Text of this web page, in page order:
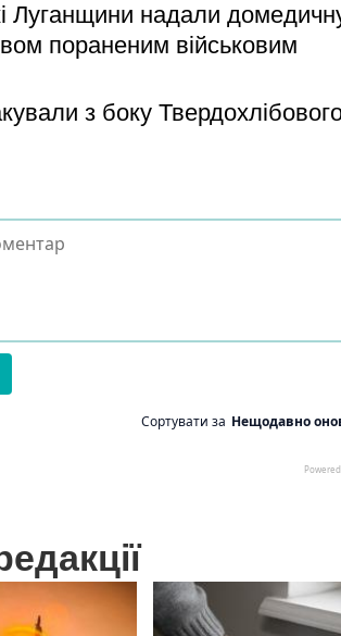
Луганщини надали
пораненим військовим
з боку